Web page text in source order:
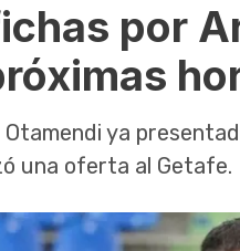
por
Otamendi ya
una oferta al Getafe.